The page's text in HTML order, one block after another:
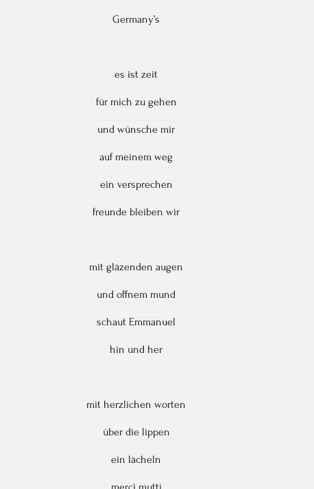
Germany’s
es ist zeit
für mich zu gehen
und wünsche mir
auf meinem weg
ein versprechen
freunde bleiben wir
mit gläzenden augen
und offnem mund
schaut Emmanuel
hin und her
mit herzlichen worten
über die lippen
ein lächeln